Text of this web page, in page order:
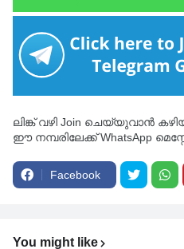
ലിങ്ക് വഴി Join ചെയ്യുവാൻ
ഈ നമ്പരിലേക്ക് WhatsApp
Facebook
You might like